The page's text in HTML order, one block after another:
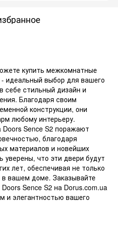
купить межкомнатные
идеальный выбор для вашего
себе стильный дизайн и
Благодаря своим
конструкции, они
любому интерьеру.
Sence S2 поражают
благодаря
материалов и новейших
уверены, что эти двери будут
лет, обеспечивая не только
вашем доме. Заказывайте
Sence S2 на Dorus.com.ua
и элегантностью вашего